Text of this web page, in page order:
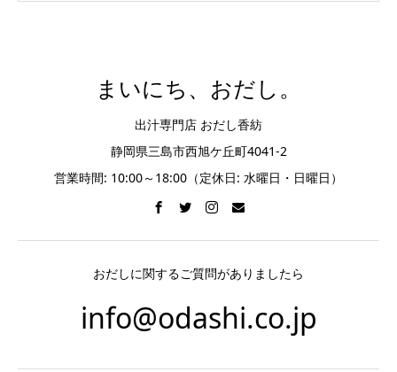
まいにち、おだし。
出汁専門店 おだし香紡
静岡県三島市西旭ケ丘町4041-2
営業時間: 10:00～18:00（定休日: 水曜日・日曜日）
おだしに関するご質問がありましたら
info@odashi.co.jp